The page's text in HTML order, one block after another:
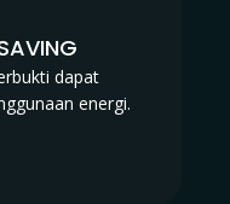
dapat
energi.